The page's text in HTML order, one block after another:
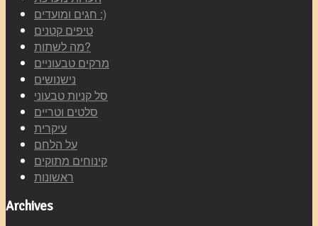
חגים ומועדים :)
טיפים קטנים
מה לשתות?
מרקים טבעוניים
נישנושים
סל קניות טבעוני
סלטים וטריים
עיקרית
על הלחם
קינוחים מתוקים
ראשונות
Archives